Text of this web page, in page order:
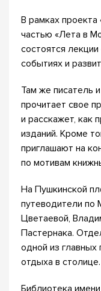
В рамках проекта
частью «Лета в
состоятся
событиях и
Там же писатель
прочитает свое
и расскажет, как
изданий. Кроме
приглашают на
по мотивам
На Пушкинской
путеводители по
Цветаевой,
Пастернака.
одной из
отдыха в столице.
Библиотека